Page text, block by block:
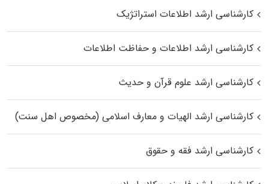
کارشناسی ارشد اطلاعات استراتژیک
کارشناسی ارشد اطلاعات و حفاظت اطلاعات
کارشناسی ارشد علوم قرآن و حدیث
کارشناسی ارشد الهیات و معارف اسلامی (مخصوص اهل سنت)
کارشناسی ارشد فقه و حقوق